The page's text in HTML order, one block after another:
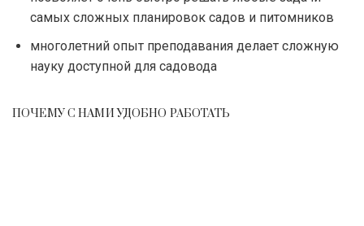
самых сложных планировок садов и питомников
многолетний опыт преподавания делает сложную
науку доступной для садовода
ПОЧЕМУ С НАМИ УДОБНО РАБОТАТЬ